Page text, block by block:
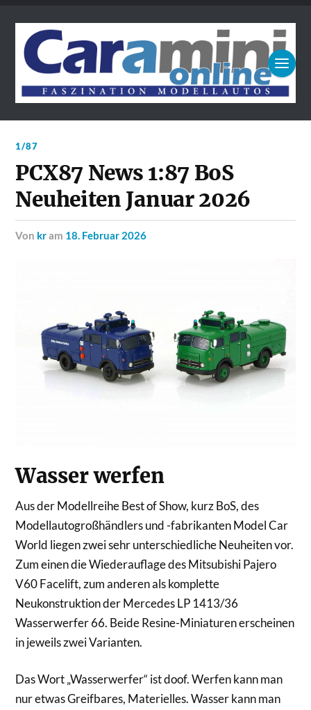
1/87
PCX87 News 1:87 BoS
Neuheiten Januar 2026
von kram 18. Februar 2026
Wasser werfen
Aus der Modellreihe Best of Show, kurz BoS, des
Modellautogroßhändlers und -fabrikanten Model Car
World liegen zwei sehr unterschiedliche Neuheiten vor.
Zum einen die Wiederauflage des Mitsubishi Pajero
V60 Facelift, zum anderen als komplette
Neukonstruktion der Mercedes LP 1413/36
Wasserwerfer 66. Beide Resine-Miniaturen erscheinen
in jeweils zwei Varianten.
Das Wort „Wasserwerfer“ ist doof. Werfen kann man
nur etwas Greifbares, Materielles. Wasser kann man